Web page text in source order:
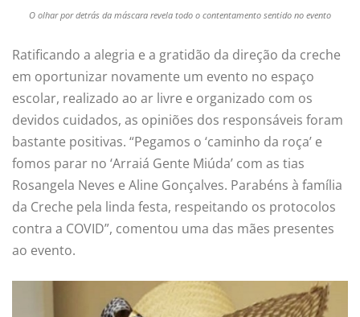
O olhar por detrás da máscara revela todo o contentamento sentido no evento
Ratificando a alegria e a gratidão da direção da creche
em oportunizar novamente um evento no espaço
escolar, realizado ao ar livre e organizado com os
devidos cuidados, as opiniões dos responsáveis foram
bastante positivas. “Pegamos o ‘caminho da roça’ e
fomos parar no ‘Arraiá Gente Miúda’ com as tias
Rosangela Neves e Aline Gonçalves. Parabéns à família
da Creche pela linda festa, respeitando os protocolos
contra a COVID”, comentou uma das mães presentes
ao evento.